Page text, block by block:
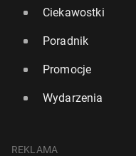
Ciekawostki
Poradnik
Promocje
Wydarzenia
REKLAMA